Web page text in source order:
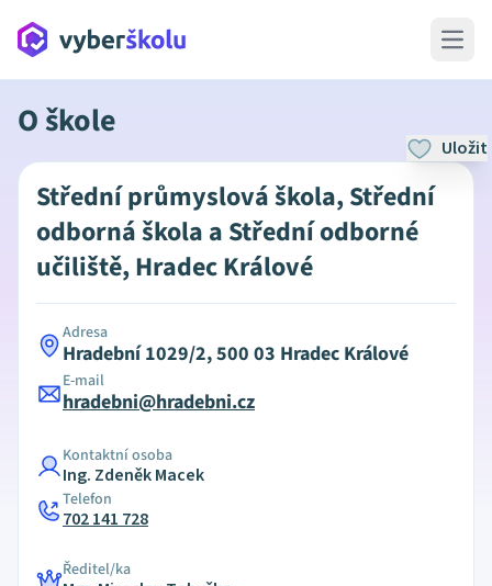
Open
O škole
Uložit
Střední průmyslová škola, Střední
odborná škola a Střední odborné
učiliště, Hradec Králové
Adresa
Hradební 1029/2, 500 03 Hradec Králové
E-mail
hradebni@hradebni.cz
Kontaktní osoba
Ing. Zdeněk Macek
Telefon
702 141 728
Ředitel/ka